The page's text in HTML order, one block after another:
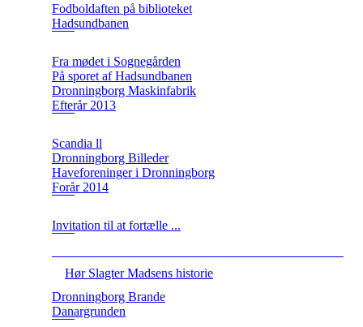
Fodboldaften på biblioteket
Hadsundbanen
Fra mødet i Sognegården
På sporet af Hadsundbanen
Dronningborg Maskinfabrik
Efterår 2013
Scandia ll
Dronningborg Billeder
Haveforeninger i Dronningborg
Forår 2014
Invitation til at fortælle ...
Hør Slagter Madsens historie
Dronningborg Brande
Danargrunden